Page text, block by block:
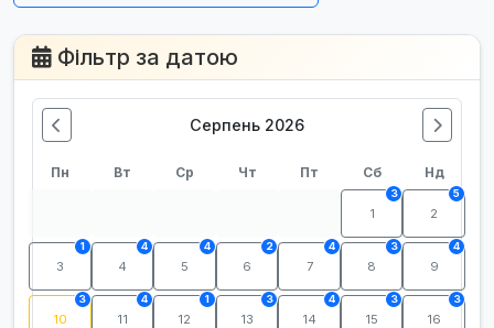
Фільтр за датою
Серпень 2026
Пн Вт Ср Чт Пт Сб Нд
1
3
2
5
3
1
4
4
5
4
6
2
7
4
8
3
9
4
10
3
11
4
12
1
13
3
14
4
15
3
16
3